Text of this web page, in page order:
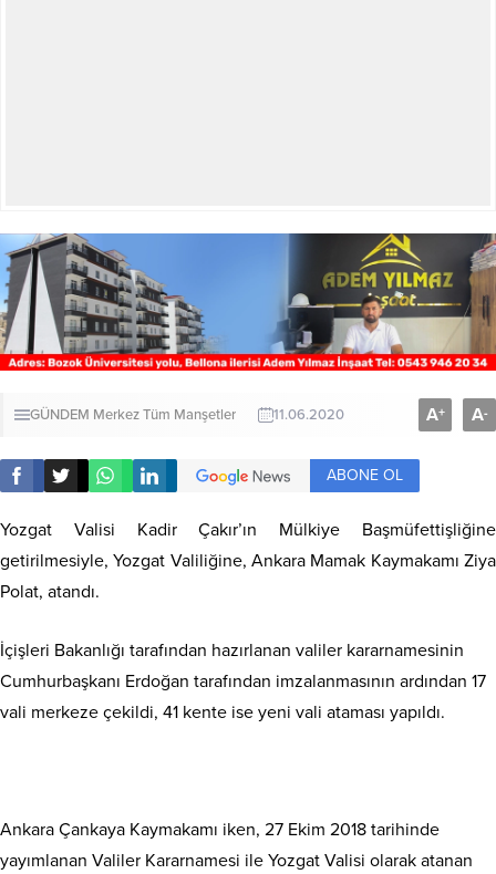
GÜNDEM MerkezTüm Manşetler 11.06.2020 A+ A-
ABONE OL
Yozgat Valisi Kadir Çakır’ın Mülkiye Başmüfettişliğine
getirilmesiyle, Yozgat Valiliğine, Ankara Mamak Kaymakamı Ziya
Polat, atandı.
İçişleri Bakanlığı tarafından hazırlanan valiler kararnamesinin
Cumhurbaşkanı Erdoğan tarafından imzalanmasının ardından 17
vali merkeze çekildi, 41 kente ise yeni vali ataması yapıldı.
Ankara Çankaya Kaymakamı iken, 27 Ekim 2018 tarihinde
yayımlanan Valiler Kararnamesi ile Yozgat Valisi olarak atanan